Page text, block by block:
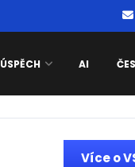
ÚSPĚCH AI
Více o